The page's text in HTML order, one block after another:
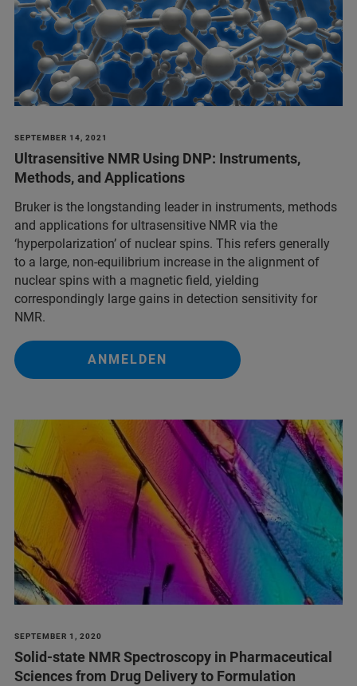
SEPTEMBER 14, 2021
Ultrasensitive NMR Using DNP: Instruments,
Methods, and Applications
Bruker is the longstanding leader in instruments, methods
and applications for ultrasensitive NMR via the
‘hyperpolarization’ of nuclear spins. This refers generally
to a large, non-equilibrium increase in the alignment of
nuclear spins with a magnetic field, yielding
correspondingly large gains in detection sensitivity for
NMR.
ANMELDEN
SEPTEMBER 1, 2020
Solid-state NMR Spectroscopy in Pharmaceutical
Sciences from Drug Delivery to Formulation